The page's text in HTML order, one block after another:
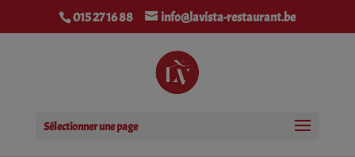
015 27 16 88 info@lavista-restaurant.be
Sélectionner une page
modal-check